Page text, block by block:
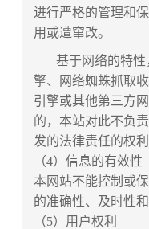
进行严格的管理和
用或遭窜改。
基于网络的特性
擎、网络蜘蛛抓取
引擎或其他第三方
的，本站对此不负
发的法律责任的权利
（4）信息的有效性
本网站不能控制或
的准确性、及时性和
（5）用户权利